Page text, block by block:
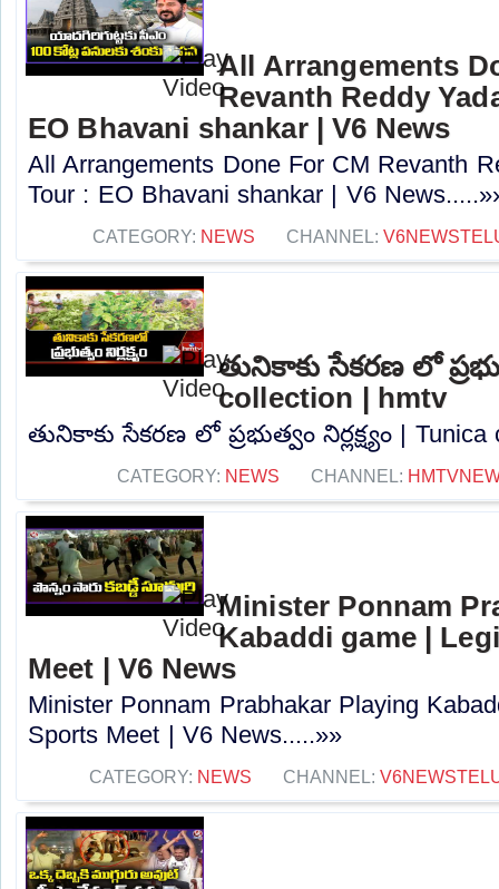
All Arrangements
Revanth Reddy
EO Bhavani shankar | V6 News
All Arrangements Done For CM Revanth
Tour : EO Bhavani shankar | V6
CATEGORY: NEWS CHANNEL:
తునికాకు సేకరణ లో
collection | hmtv
తునికాకు సేకరణ లో ప్రభుత్వం నిర్లక్ష్యం | Tunica
CATEGORY: NEWS CHANNEL:
Minister Ponnam
Kabaddi game |
Meet | V6 News
Minister Ponnam Prabhakar Playing
Sports Meet | V6 News.....»»
CATEGORY: NEWS CHANNEL: